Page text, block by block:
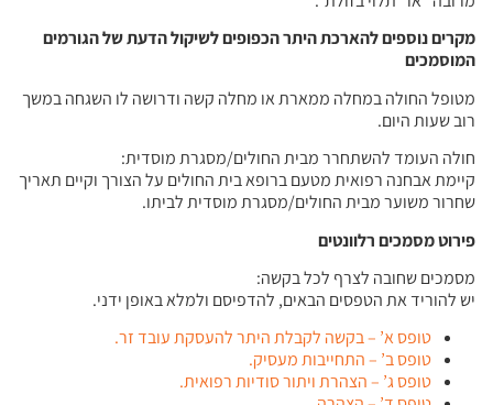
מקרים נוספים להארכת היתר הכפופים לשיקול הדעת של הגורמים
המוסמכים
מטופל החולה במחלה ממארת או מחלה קשה ודרושה לו השגחה במשך
רוב שעות היום.
חולה העומד להשתחרר מבית החולים/מסגרת מוסדית:
קיימת אבחנה רפואית מטעם ברופא בית החולים על הצורך וקיים תאריך
שחרור משוער מבית החולים/מסגרת מוסדית לביתו.
פירוט מסמכים רלוונטים
מסמכים שחובה לצרף לכל בקשה:
יש להוריד את הטפסים הבאים, להדפיסם ולמלא באופן ידני.
טופס א’ – בקשה לקבלת היתר להעסקת עובד זר.
טופס ב’ – התחייבות מעסיק.
טופס ג’ – הצהרת ויתור סודיות רפואית.